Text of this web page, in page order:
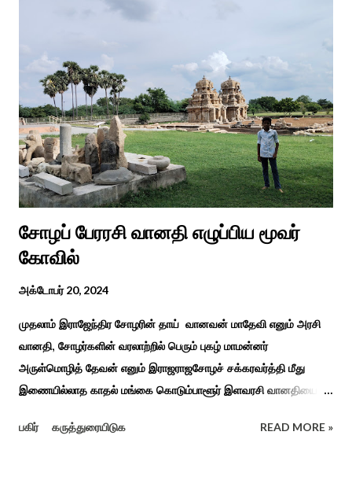
நிகழ்ச்சிகள், கருத்தரங்குகள் மற்றும் உதவிகள் வழங்கும் விழாக்கள்
பல்கலைக்கழகத்தின் சிறப்புக் கல்வி மற்றும் மறுவாழ்வு அறிவியல்
துறை, மற்றும் டாக்டர் அழகப்பா கல்வி அறிவியல் நிறுவனம் , மற்றும்
காரைக்குடி ஹெரிடேஜ் ரோட்டரி கிளப், மற்றும் மாற்றுத்
திறனாளிகளுக்கான மல்டிமோடல் மெட்டீரியல் உற்பத்திக்கான மையம்,
மற்றும் ஐடி மற்றும் ஆட்டிசத்திற்கான அழகப்பா பல்கலைக்கழக
சிறப்புப் பள்ளி சார்பில் இந்த ஆணடு விழா சர்வதேச மாற்று...
சோழப் பேரரசி வானதி எழுப்பிய மூவர்
கோவில்
அக்டோபர் 20, 2024
முதலாம் இராஜேந்திர சோழரின் தாய் வானவன் மாதேவி எனும் அரசி
வானதி, சோழர்களின் வரலாற்றில் பெரும் புகழ் மாமன்னர்
அருள்மொழித் தேவன் எனும் இராஜராஜசோழச் சக்கரவர்த்தி மீது
இணையில்லாத காதல் மங்கை கொடும்பாளூர் இளவரசி வானதியை
கடற்படையின் பரப்பை இலங்கை வரை சென்று வென்று வந்த
பகிர் கருத்துரையிடுக READ MORE »